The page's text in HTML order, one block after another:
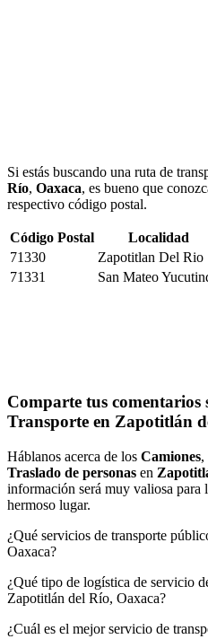
Si estás buscando una ruta de
Río, Oaxaca, es bueno que
respectivo código postal.
Código Postal
Localidad
71330
Zapotitlan Del Rio
71331
San Mateo
Comparte tus comentarios
Transporte en Zapotitlán
Háblanos acerca de los Camiones,
Traslado de personas en
información será muy valiosa para
hermoso lugar.
¿Qué servicios de transporte
Oaxaca?
¿Qué tipo de logística de servicio
Zapotitlán del Río, Oaxaca?
¿Cuál es el mejor servicio de